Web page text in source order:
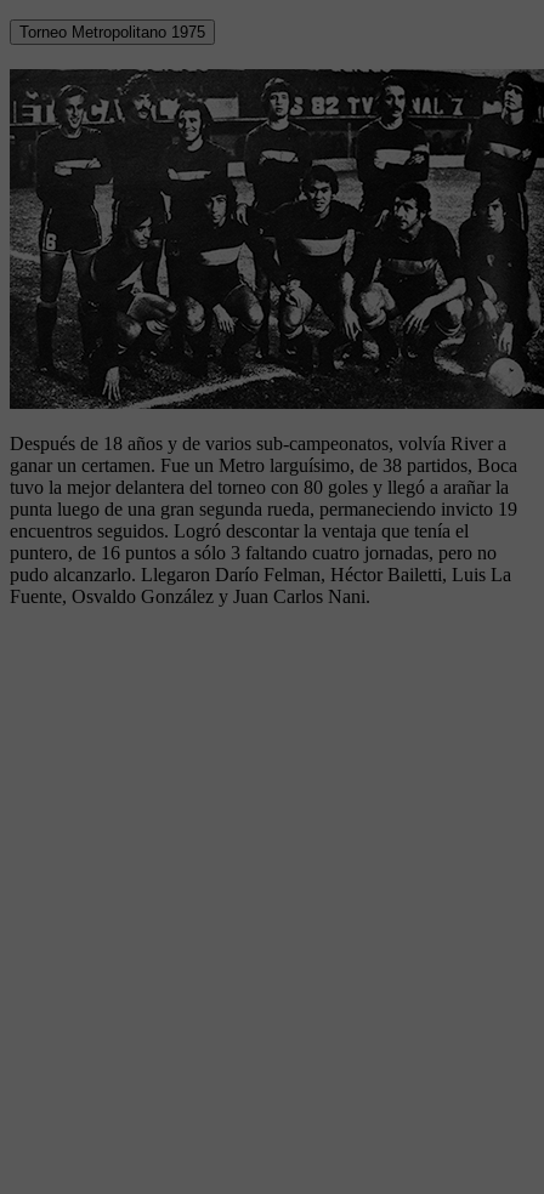
Torneo Metropolitano 1975
Después de 18 años y de varios sub-campeonatos, volvía River a
ganar un certamen. Fue un Metro larguísimo, de 38 partidos, Boca
tuvo la mejor delantera del torneo con 80 goles y llegó a arañar la
punta luego de una gran segunda rueda, permaneciendo invicto 19
encuentros seguidos. Logró descontar la ventaja que tenía el
puntero, de 16 puntos a sólo 3 faltando cuatro jornadas, pero no
pudo alcanzarlo. Llegaron Darío Felman, Héctor Bailetti, Luis La
Fuente, Osvaldo González y Juan Carlos Nani.